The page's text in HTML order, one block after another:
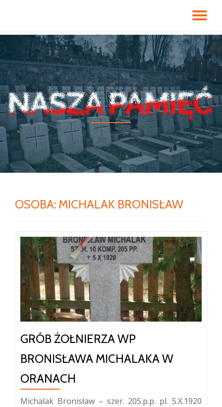
do
OSOBA: MICHALAK BRONISŁAW
GRÓB ŻOŁNIERZA WP
BRONISŁAWA MICHALAKA W
ORANACH
Michalak Bronisław – szer. 205.p.p. pl. 5.X.1920